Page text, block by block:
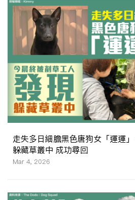
走失多日細膽黑色唐狗女「運運
躲藏草叢中 成功尋回
Mar 4, 2026